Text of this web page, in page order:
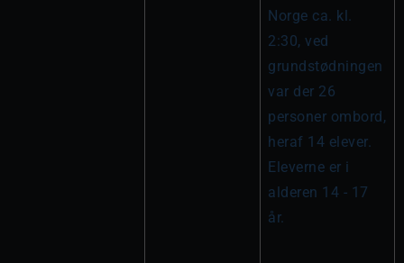
Norge ca. kl.
2:30, ved
grundstødningen
var der 26
personer ombord,
heraf 14 elever.
Eleverne er i
alderen 14 - 17
år.